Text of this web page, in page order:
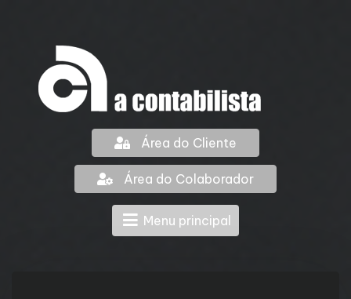
Área do Cliente
Área do Colaborador
Menu principal